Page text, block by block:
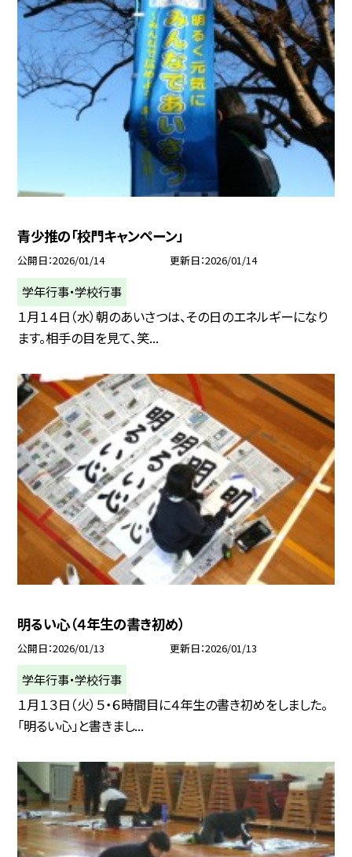
青少推の「校門キャンペーン」
公開日 2026/01/14 更新日 2026/01/14
学年行事・学校行事
１月１４日（水）朝のあいさつは、その日のエネルギーになり
ます。相手の目を見て、笑...
明るい心（４年生の書き初め）
公開日 2026/01/13 更新日 2026/01/13
学年行事・学校行事
１月１３日（火）５・６時間目に４年生の書き初めをしました。
「明るい心」と書きまし...